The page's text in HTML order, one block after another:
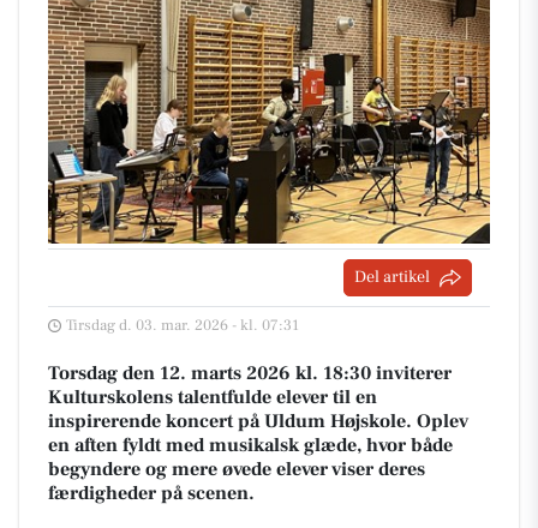
Del artikel
Tirsdag d. 03. mar. 2026 - kl. 07:31
Torsdag den 12. marts 2026 kl. 18:30 inviterer
Kulturskolens talentfulde elever til en
inspirerende koncert på Uldum Højskole. Oplev
en aften fyldt med musikalsk glæde, hvor både
begyndere og mere øvede elever viser deres
færdigheder på scenen.